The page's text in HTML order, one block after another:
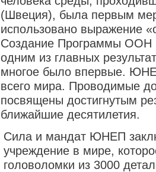
(Швеция), была первым
использовано выражение
Создание Программы
одним из главных
многое было впервые.
всего мира. Проводимые
посвящены достигнутым
ближайшие десятилетия.
Сила и мандат ЮНЕП
учреждение в мире,
головоломки из 3000